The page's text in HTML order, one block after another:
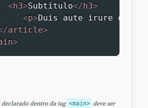
<h3>Subtítulo</h3>
<p>Duis aute irure
article>
>
declarado dentro da tag <main> deve ser